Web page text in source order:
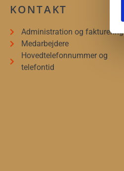
KONTAKT
Administration og fakturering
Medarbejdere
Hovedtelefonnummer og
telefontid